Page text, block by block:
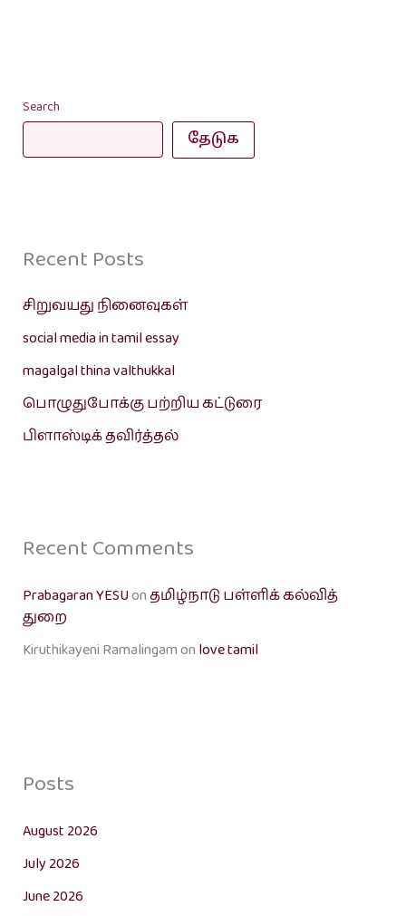
Search
தேடுக
Recent Posts
சிறுவயது நினைவுகள்
social media in tamil essay
magalgal thina valthukkal
பொழுதுபோக்கு பற்றிய கட்டுரை
பிளாஸ்டிக் தவிர்த்தல்
Recent Comments
Prabagaran YESUonதமிழ்நாடு பள்ளிக் கல்வித்
துறை
Kiruthikayeni Ramalingamon love tamil
Posts
August 2026
July 2026
June 2026